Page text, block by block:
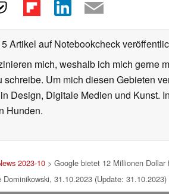
Artikel auf Notebookcheck
mich, weshalb ich mich gerne
Um mich diesen Gebieten
Design, Digitale Medien und Kunst.
Hunden.
2023-10 > Google bietet 12 Millionen
Dominikowski, 31.10.2023 (Update: 31.10.2023)